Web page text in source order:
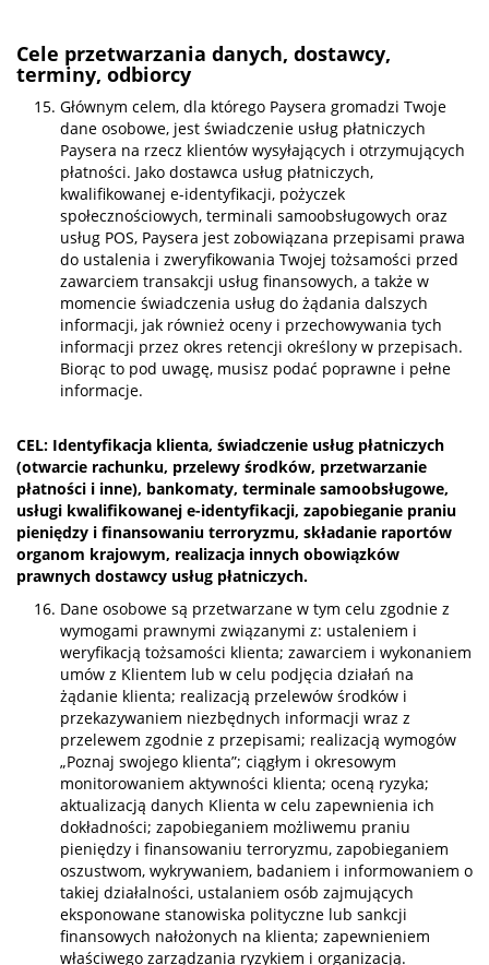
Cele przetwarzania danych, dostawcy,
terminy, odbiorcy
Głównym celem, dla którego Paysera gromadzi Twoje
dane osobowe, jest świadczenie usług płatniczych
Paysera na rzecz klientów wysyłających i otrzymujących
płatności. Jako dostawca usług płatniczych,
kwalifikowanej e-identyfikacji, pożyczek
społecznościowych, terminali samoobsługowych oraz
usług POS, Paysera jest zobowiązana przepisami prawa
do ustalenia i zweryfikowania Twojej tożsamości przed
zawarciem transakcji usług finansowych, a także w
momencie świadczenia usług do żądania dalszych
informacji, jak również oceny i przechowywania tych
informacji przez okres retencji określony w przepisach.
Biorąc to pod uwagę, musisz podać poprawne i pełne
informacje.
CEL: Identyfikacja klienta, świadczenie usług płatniczych
(otwarcie rachunku, przelewy środków, przetwarzanie
płatności i inne), bankomaty, terminale samoobsługowe,
usługi kwalifikowanej e-identyfikacji, zapobieganie praniu
pieniędzy i finansowaniu terroryzmu, składanie raportów
organom krajowym, realizacja innych obowiązków
prawnych dostawcy usług płatniczych.
Dane osobowe są przetwarzane w tym celu zgodnie z
wymogami prawnymi związanymi z: ustaleniem i
weryfikacją tożsamości klienta; zawarciem i wykonaniem
umów z Klientem lub w celu podjęcia działań na
żądanie klienta; realizacją przelewów środków i
przekazywaniem niezbędnych informacji wraz z
przelewem zgodnie z przepisami; realizacją wymogów
„Poznaj swojego klienta”; ciągłym i okresowym
monitorowaniem aktywności klienta; oceną ryzyka;
aktualizacją danych Klienta w celu zapewnienia ich
dokładności; zapobieganiem możliwemu praniu
pieniędzy i finansowaniu terroryzmu, zapobieganiem
oszustwom, wykrywaniem, badaniem i informowaniem o
takiej działalności, ustalaniem osób zajmujących
eksponowane stanowiska polityczne lub sankcji
finansowych nałożonych na klienta; zapewnieniem
właściwego zarządzania ryzykiem i organizacją.